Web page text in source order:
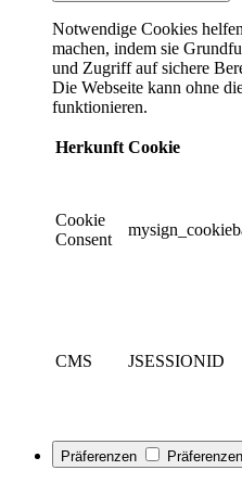
Notwendige Cookies
machen, indem sie
und Zugriff auf sichere
Die Webseite kann ohne
funktionieren.
Herkunft Cookie
Cookie
Consent
CMS JSESSIONID
Präferenzen Präferenzen